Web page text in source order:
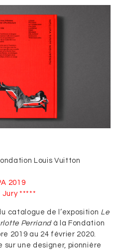
Louis Vuitton
2019
Jury *****
catalogue de l’exposition Le
Perriandà la Fondation
2019 au 24 février 2020.
une designer, pionnière